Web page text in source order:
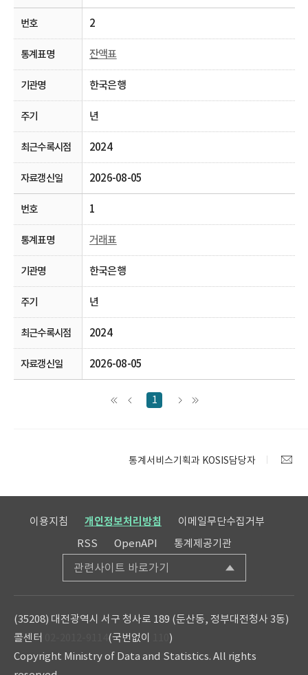
2
잔액표
한국은행
년
2024
2026-08-05
1
거래표
한국은행
년
2024
2026-08-05
1
통계서비스기획과 KOSIS담당자
이용지침 개인정보처리방침
이메일무단수집거부
RSS
OpenAPI 통계제공기관
관련사이트 바로가기
(35208) 대전광역시 서구 청사로 189 (둔산동, 정부대전청사 3동)
콜센터
(국번없이
)
Copyright Ministry of Data and Statistics. All rights